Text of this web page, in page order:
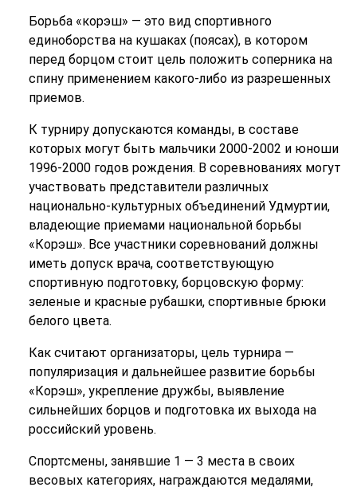
Борьба «корэш» — это вид спортивного
единоборства на кушаках (поясах), в котором
перед борцом стоит цель положить соперника на
спину применением какого-либо из разрешенных
приемов.
К турниру допускаются команды, в составе
которых могут быть мальчики 2000-2002 и юноши
1996-2000 годов рождения. В соревнованиях могут
участвовать представители различных
национально-культурных объединений Удмуртии,
владеющие приемами национальной борьбы
«Корэш». Все участники соревнований должны
иметь допуск врача, соответствующую
спортивную подготовку, борцовскую форму:
зеленые и красные рубашки, спортивные брюки
белого цвета.
Как считают организаторы, цель турнира —
популяризация и дальнейшее развитие борьбы
«Корэш», укрепление дружбы, выявление
сильнейших борцов и подготовка их выхода на
российский уровень.
Спортсмены, занявшие 1 — 3 места в своих
весовых категориях, награждаются медалями,